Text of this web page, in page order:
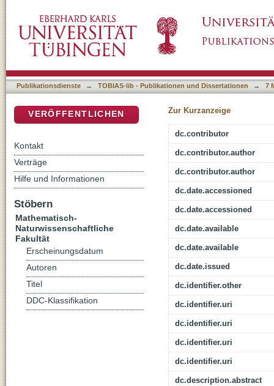
SynopsysTM
Publikationsdienste → TOBIAS-lib - Publikationen und Dissertationen → 7
Zur Kurzanzeige
dc.contributor
dc.contributor.author
dc.contributor.author
dc.date.accessioned
dc.date.accessioned
dc.date.available
dc.date.available
dc.date.issued
dc.identifier.other
dc.identifier.uri
dc.identifier.uri
dc.identifier.uri
dc.identifier.uri
dc.description.abstract
VERÖFFENTLICHEN
Kontakt
Verträge
Hilfe und Informationen
Stöbern
Mathematisch-
Naturwissenschaftliche
Fakultät
Erscheinungsdatum
Autoren
Titel
DDC-Klassifikation